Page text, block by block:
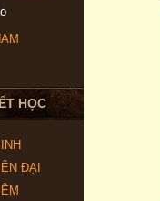
HỌC
ĐẠI